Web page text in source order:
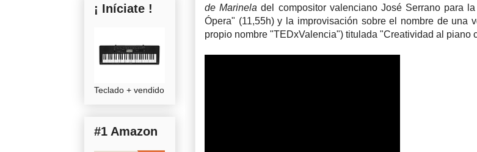
de Marinela del compositor valenciano José Serrano para
Ópera" (11,55h) y la improvisación sobre el nombre de una
propio nombre "TEDxValencia") titulada "Creatividad al piano
¡ Iníciate !
Teclado + vendido
#1 Amazon